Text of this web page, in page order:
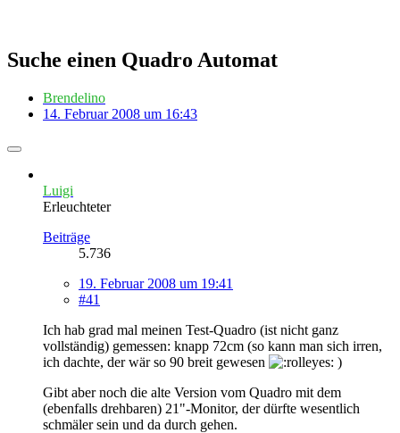
Suche einen Quadro Automat
Brendelino
14. Februar 2008 um 16:43
Luigi
Erleuchteter
Beiträge
5.736
19. Februar 2008 um 19:41
#41
Ich hab grad mal meinen Test-Quadro (ist nicht ganz
vollständig) gemessen: knapp 72cm (so kann man sich irren,
ich dachte, der wär so 90 breit gewesen
)
Gibt aber noch die alte Version vom Quadro mit dem
(ebenfalls drehbaren) 21"-Monitor, der dürfte wesentlich
schmäler sein und da durch gehen.